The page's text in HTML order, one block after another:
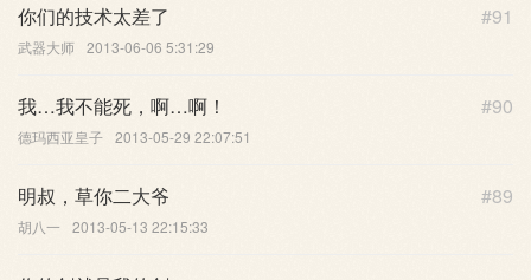
#91
你们的技术太差了
武器大师 2013-06-06 5:31:29
#90
我…我不能死，啊…啊！
德玛西亚皇子 2013-05-29 22:07:51
#89
明叔，草你二大爷
胡八一 2013-05-13 22:15:33